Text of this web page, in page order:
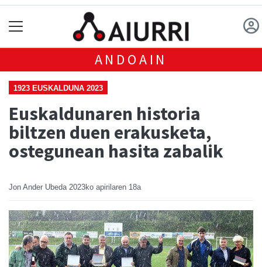
ANDOAIN
1923 EUSKALDUNA 2023
Euskaldunaren historia
biltzen duen erakusketa,
ostegunean hasita zabalik
Jon Ander Ubeda 2023ko apirilaren 18a